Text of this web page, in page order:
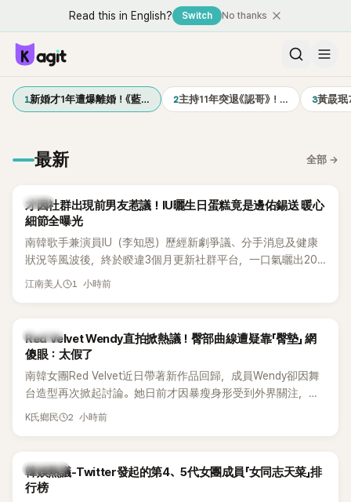
Read this in English? Switch No thanks
1新婚才1年遭爆離婚！《藍… 2主持11年突退《認哥》！… 3黃晸
最新 全部 →
韓星
才因社群出現前男友惹議！IU曬生日蛋糕竟是邊佑錫送 暖心
細節全曝光
南韓歌手兼演員IU（李知恩）歷經新劇爭議、分手消息及健康
狀況等風波後，終於睽違3個月更新社群平台，一口氣曬出20
張近況照，讓大批粉絲又驚又喜。其中，一張生日蛋糕照意外
江南美人 1 小時前
K-POP
Red Velvet Wendy直拍掀熱議！臀部曲線遭疑靠「臀墊」 網
傻眼：太假了
南韓女團Red Velvet近日帶著新作品回歸，成員Wendy卻因舞
台造型再次掀起討論。她日前才因暴瘦身形受到外界關注，又
被質疑在舞台上使用臀墊，如今最新打歌舞台曝光後，再度因
K氏鄉民 2 小時前
熱議討論
韓娛熱議-Twitter發起的第4、5代女團成員「女同志天菜」排
行榜